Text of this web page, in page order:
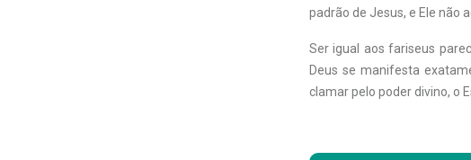
padrão de Jesus, e Ele não
Ser igual aos fariseus
Deus se manifesta
clamar pelo poder divino, o